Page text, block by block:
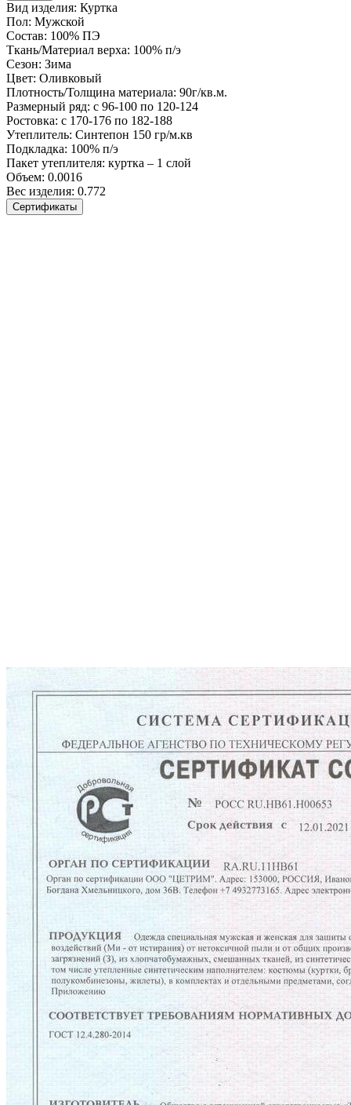
Вид изделия: Куртка
Пол: Мужской
Состав: 100% ПЭ
Ткань/Материал верха: 100% п/э
Сезон: Зима
Цвет: Оливковый
Плотность/Толщина материала: 90г/кв.м.
Размерный ряд: с 96-100 по 120-124
Ростовка: с 170-176 по 182-188
Утеплитель: Синтепон 150 гр/м.кв
Подкладка: 100% п/э
Пакет утеплителя: куртка – 1 слой
Объем: 0.0016
Вес изделия: 0.772
Сертификаты